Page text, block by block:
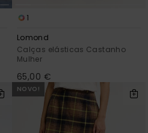
1
Lomond
Calças elásticas Castanho
Mulher
65,00 €
NOVO!